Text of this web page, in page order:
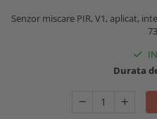
Senzor miscare PIR, V1, aplicat,
Durata